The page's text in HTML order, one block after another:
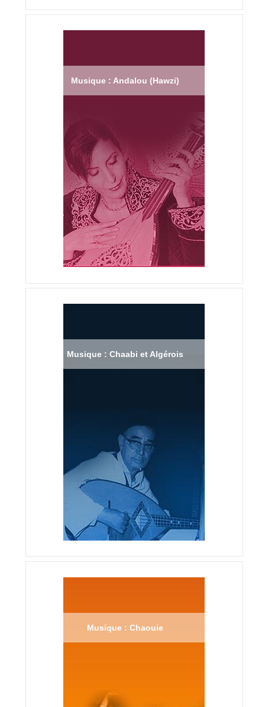
Musique : Andalou (Hawzi)
Musique : Chaabi et Algérois
Musique : Chaouie